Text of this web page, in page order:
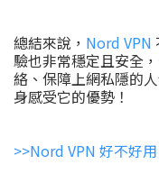
總結來說， Nord VPN
驗也非常穩定且安全
絡、保障上網私隱的
身感受它的優勢！
>>Nord VPN 好不好